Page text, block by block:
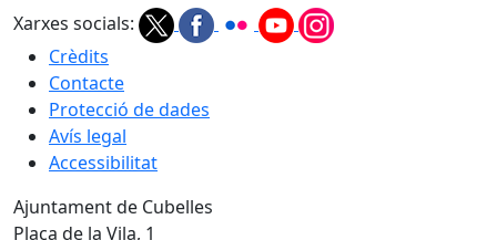
Xarxes socials:
Crèdits
Contacte
Protecció de dades
Avís legal
Accessibilitat
Ajuntament de Cubelles
Plaça de la Vila, 1